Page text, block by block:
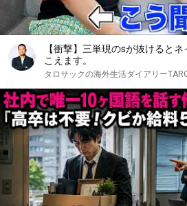
【衝撃】三単現のsが抜けると
こえます。
タロサックの海外生活ダイアリー